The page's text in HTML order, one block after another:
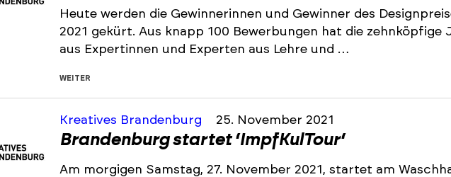
Heute werden die Gewinnerinnen und Gewinner des
2021 gekürt. Aus knapp 100 Bewerbungen hat die zehnköpfige
aus Expertinnen und Experten aus Lehre und …
WEITER
Kreatives Brandenburg 25. November 2021
Brandenburg startet ‘ImpfKulTour‘
Am morgigen Samstag, 27. November 2021, startet am